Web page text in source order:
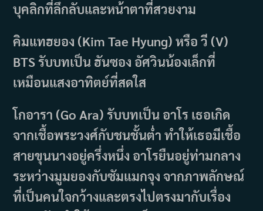
บุคลิกที่ลึกลับและหน้าตาที่สวยงาม
คิมแทฮยอง (Kim Tae Hyung) หรือ วี (V)
BTS รับบทเป็น ฮันซอง อัศวินน้องเล็กที่
เหมือนแสงอาทิตย์ที่สดใส
โกอารา (Go Ara) รับบทเป็น อาโร เธอเกิด
จากเชื้อพระวงศ์กับชนชั้นต่ำ ทำให้เธอมีเชื้อ
สายขุนนางอยู่ครึ่งหนึ่ง อาโรยืนอยู่ท่ามกลาง
ระหว่างมูมยองกับซัมแมกจุง จากภาพลักษณ์
ที่เป็นคนใจกว้างและตรงไปตรงมากับเรื่อง